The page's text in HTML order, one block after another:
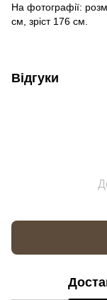
На фотографії:
см, зріст 176 см.
Відгуки